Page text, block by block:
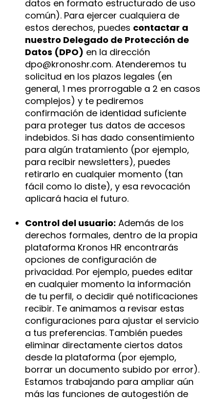
datos en formato estructurado de uso
común). Para ejercer cualquiera de
estos derechos, puedes contactar a
nuestro Delegado de Protección de
Datos (DPO) en la dirección
dpo@kronoshr.com. Atenderemos tu
solicitud en los plazos legales (en
general, 1 mes prorrogable a 2 en casos
complejos) y te pediremos
confirmación de identidad suficiente
para proteger tus datos de accesos
indebidos. Si has dado consentimiento
para algún tratamiento (por ejemplo,
para recibir newsletters), puedes
retirarlo en cualquier momento (tan
fácil como lo diste), y esa revocación
aplicará hacia el futuro.
Control del usuario: Además de los
derechos formales, dentro de la propia
plataforma Kronos HR encontrarás
opciones de configuración de
privacidad. Por ejemplo, puedes editar
en cualquier momento la información
de tu perfil, o decidir qué notificaciones
recibir. Te animamos a revisar estas
configuraciones para ajustar el servicio
a tus preferencias. También puedes
eliminar directamente ciertos datos
desde la plataforma (por ejemplo,
borrar un documento subido por error).
Estamos trabajando para ampliar aún
más las funciones de autogestión de